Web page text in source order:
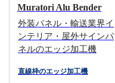
Muratori Alu Bender
外装パネル・輸送業界イ
ンテリア・屋外サインパ
ネルのエッジ加工機
直線枠のエッジ加工機